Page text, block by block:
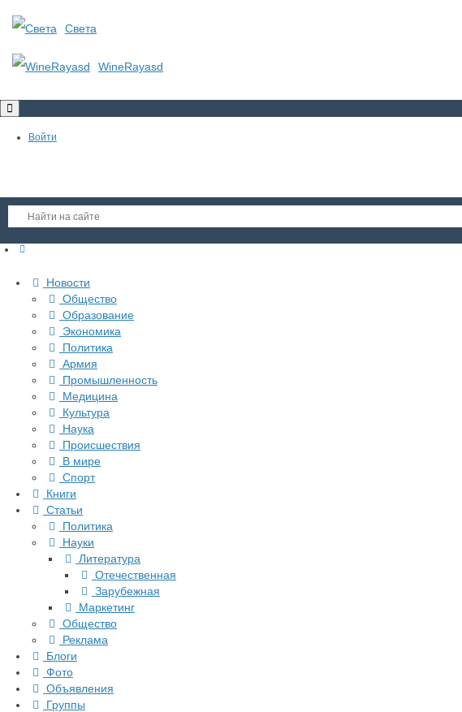
Света
WineRayasd
Toggle
navigation
Войти
Гость
Войти
Регистрация
Новости
Общество
Образование
Экономика
Политика
Армия
Промышленность
Медицина
Культура
Наука
Происшествия
В мире
Спорт
Книги
Статьи
Политика
Науки
Литература
Отечественная
Зарубежная
Маркетинг
Общество
Реклама
Блоги
Фото
Объявления
Группы